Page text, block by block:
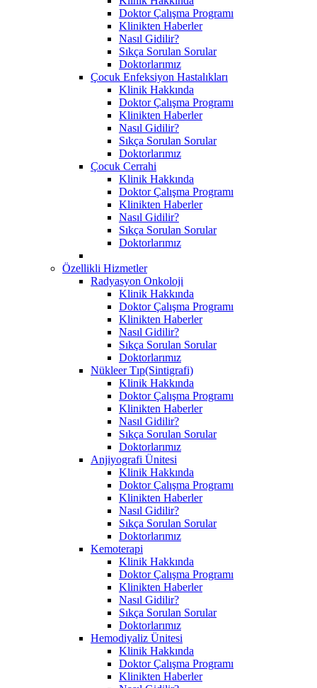
Doktor Çalışma Programı
Klinikten Haberler
Nasıl Gidilir?
Sıkça Sorulan Sorular
Doktorlarımız
Çocuk Enfeksiyon Hastalıkları
Klinik Hakkında
Doktor Çalışma Programı
Klinikten Haberler
Nasıl Gidilir?
Sıkça Sorulan Sorular
Doktorlarımız
Çocuk Cerrahi
Klinik Hakkında
Doktor Çalışma Programı
Klinikten Haberler
Nasıl Gidilir?
Sıkça Sorulan Sorular
Doktorlarımız
Özellikli Hizmetler
Radyasyon Onkoloji
Klinik Hakkında
Doktor Çalışma Programı
Klinikten Haberler
Nasıl Gidilir?
Sıkça Sorulan Sorular
Doktorlarımız
Nükleer Tıp(Sintigrafi)
Klinik Hakkında
Doktor Çalışma Programı
Klinikten Haberler
Nasıl Gidilir?
Sıkça Sorulan Sorular
Doktorlarımız
Anjiyografi Ünitesi
Klinik Hakkında
Doktor Çalışma Programı
Klinikten Haberler
Nasıl Gidilir?
Sıkça Sorulan Sorular
Doktorlarımız
Kemoterapi
Klinik Hakkında
Doktor Çalışma Programı
Klinikten Haberler
Nasıl Gidilir?
Sıkça Sorulan Sorular
Doktorlarımız
Hemodiyaliz Ünitesi
Klinik Hakkında
Doktor Çalışma Programı
Klinikten Haberler